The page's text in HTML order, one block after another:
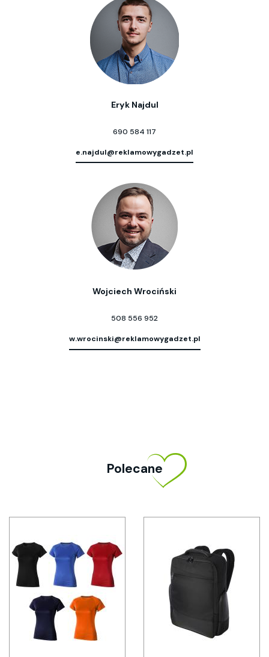
Eryk Najdul
690 584 117
e.najdul@reklamowygadzet.pl
Wojciech Wrociński
508 556 952
w.wrocinski@reklamowygadzet.pl
Polecane